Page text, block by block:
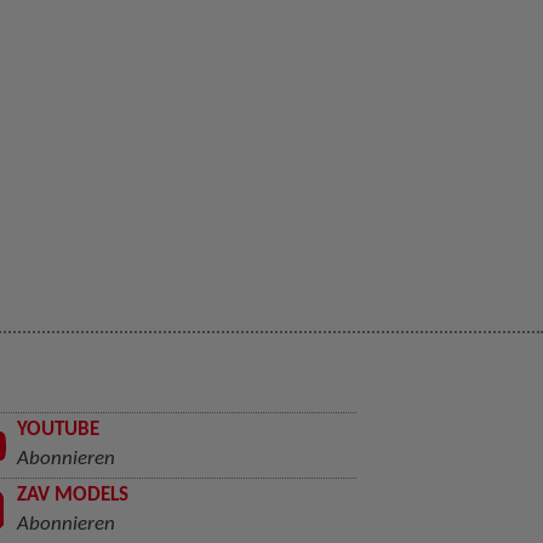
YOUTUBE
Abonnieren
ZAV MODELS
Abonnieren